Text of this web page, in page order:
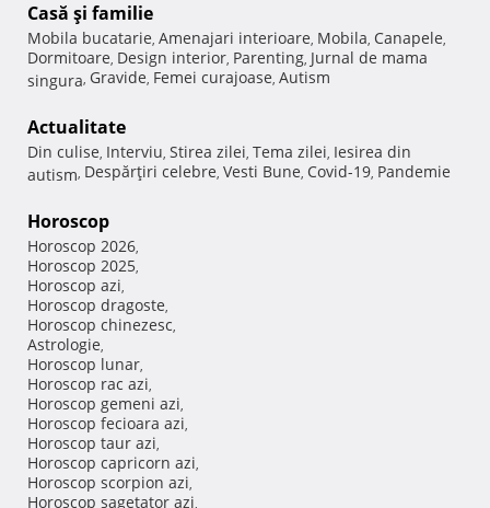
Casă şi familie
Mobila bucatarie, Amenajari interioare, Mobila, Canapele,
Dormitoare, Design interior, Parenting, Jurnal de mama
singura, Gravide, Femei curajoase, Autism
Actualitate
Din culise, Interviu, Stirea zilei, Tema zilei, Iesirea din
autism, Despărţiri celebre, Vesti Bune, Covid-19, Pandemie
Horoscop
Horoscop 2026,
Horoscop 2025,
Horoscop azi,
Horoscop dragoste,
Horoscop chinezesc,
Astrologie,
Horoscop lunar,
Horoscop rac azi,
Horoscop gemeni azi,
Horoscop fecioara azi,
Horoscop taur azi,
Horoscop capricorn azi,
Horoscop scorpion azi,
Horoscop sagetator azi,